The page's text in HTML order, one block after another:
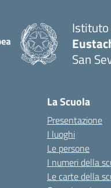
Istituto
San
La Scuola
Presentazione
I luoghi
Le persone
I numeri della
Le carte della